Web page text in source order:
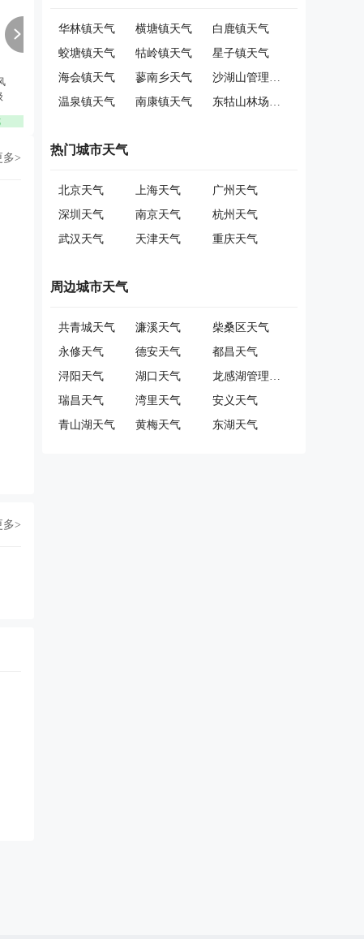
西北风
3级
西北风
3级
西北风
3级
东北风
3级
东北风
多>
多>
华林镇天气 横塘镇天气
白鹿镇天气
蛟塘镇天气
牯岭镇天气
星子镇天气
海会镇天气
蓼南乡天气
沙湖山管理处天气
温泉镇天气
南康镇天气 东牯山林场天气
热门城市天气
北京天气 上海天气
广州天气
深圳天气
南京天气
杭州天气
武汉天气
天津天气 重庆天气
周边城市天气
共青城天气 濂溪天气
柴桑区天气
永修天气
德安天气
都昌天气
浔阳天气
湖口天气
龙感湖管理区天气
瑞昌天气
湾里天气
安义天气
青山湖天气
黄梅天气 东湖天气